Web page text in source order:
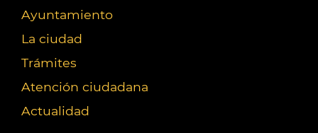
Ayuntamiento
La ciudad
Trámites
Atención ciudadana
Actualidad